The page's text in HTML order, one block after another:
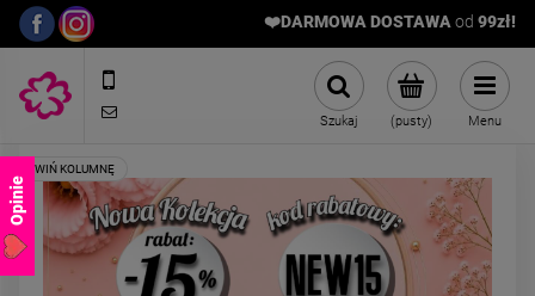
❤️DARMOWA DOSTAWA od 99zł!
sklep@stalowelove.com.pl (pusty)
Szukaj Menu
Opinie